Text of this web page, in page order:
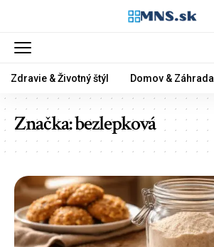
Zdravie & Životný štýl Domov & Záhrada
Značka:bezlepková